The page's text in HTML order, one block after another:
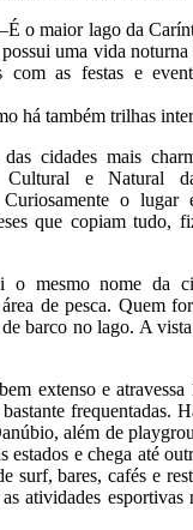
o maior lago da
uma vida noturna
com as festas e
há também trilhas
cidades mais
Cultural e Natural
o lugar
que copiam tudo,
o mesmo nome da
de pesca. Quem
barco no lago. A
extenso e atravessa
frequentadas.
além de
estados e chega até
surf, bares, cafés e
atividades